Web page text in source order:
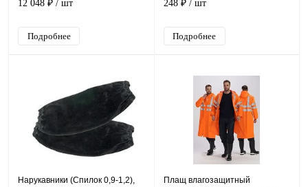
12 048 ₽ / шт
Подробнее
248 ₽ / шт
Подробнее
Нарукавники (Спилок 0,9-1,2),
Плащ влагозащитный